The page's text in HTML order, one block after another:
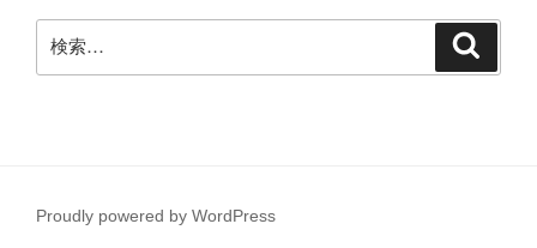
索:
Proudly powered by WordPress